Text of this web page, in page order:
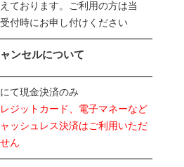
ております。ご利用の方は当
付時にお申し付けください
ンセルについて
て現金決済のみ
ジットカード、電子マネーなど
ッシュレス決済はご利用いただ
ん